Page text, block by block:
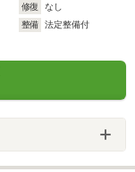
修復
なし
整備
法定整備付